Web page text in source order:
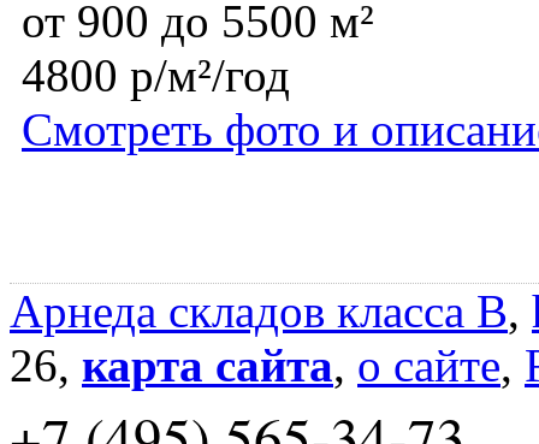
от 900 до 5500 м²
4800 р/м²/год
Смотреть фото и
Арнеда складов класса B,
26, карта сайта, о сайте,